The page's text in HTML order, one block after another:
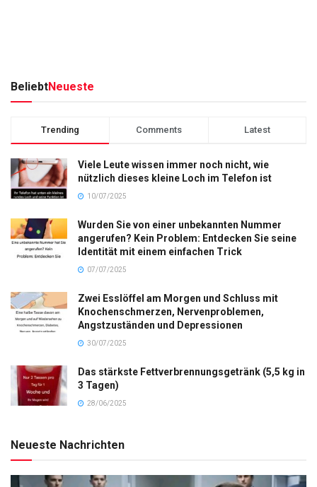
BeliebtNeueste
Trending Comments Latest
Viele Leute wissen immer noch nicht, wie
nützlich dieses kleine Loch im Telefon ist
10/07/2025
Wurden Sie von einer unbekannten Nummer
angerufen? Kein Problem: Entdecken Sie seine
Identität mit einem einfachen Trick
07/07/2025
Zwei Esslöffel am Morgen und Schluss mit
Knochenschmerzen, Nervenproblemen,
Angstzuständen und Depressionen
30/07/2025
Das stärkste Fettverbrennungsgetränk (5,5 kg in
3 Tagen)
28/06/2025
Neueste Nachrichten